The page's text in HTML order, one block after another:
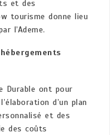
et des
tourisme donne lieu
l’Ademe.
Durable ont pour
d’un plan
et des
des coûts